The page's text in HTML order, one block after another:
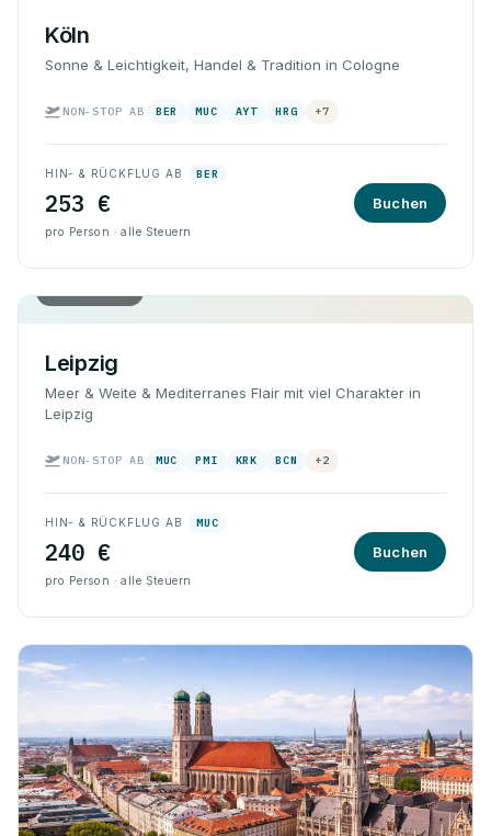
Köln
Sonne & Leichtigkeit, Handel & Tradition in Cologne
NON-STOP AB BER MUC AYT HRG +7
HIN- & RÜCKFLUG AB BER
253 €
pro Person · alle Steuern
Buchen
Leipzig
Meer & Weite & Mediterranes Flair mit viel Charakter in
Leipzig
NON-STOP AB MUC PMI KRK BCN +2
HIN- & RÜCKFLUG AB MUC
240 €
pro Person · alle Steuern
Buchen